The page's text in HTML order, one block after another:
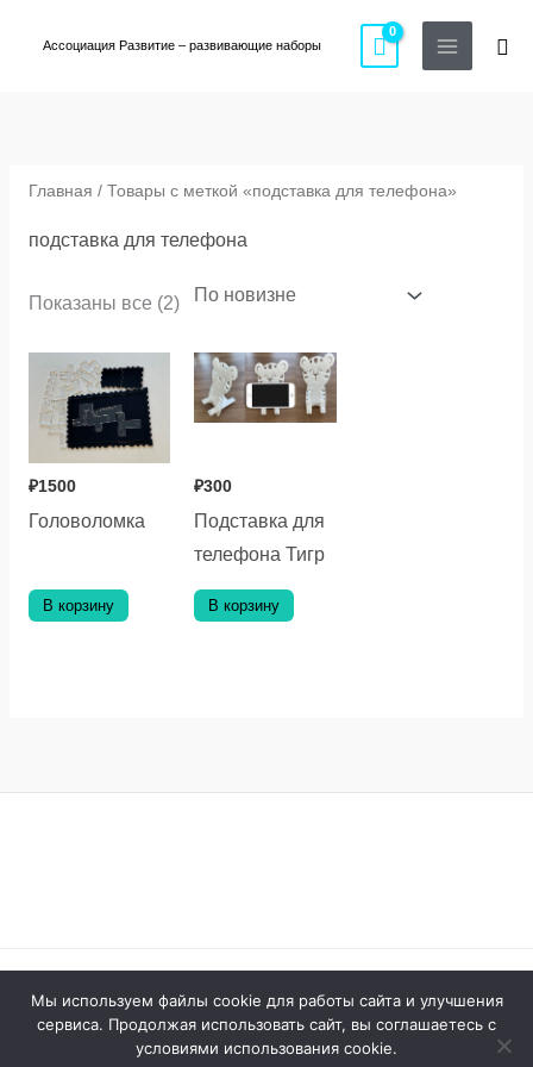
Ассоциация Развитие – развивающие наборы
Главная / Товары с меткой «подставка для телефона»
подставка для телефона
Показаны все (2)
₽1500
Головоломка
В корзину
₽300
Подставка для
телефона Тигр
В корзину
Официальный сайт © 2026 ООО Ассоциация Развитие
Работаем с 2010 Ассоциация Развитие –
Мы используем файлы cookie для работы сайта и улучшения
сервиса. Продолжая использовать сайт, вы соглашаетесь с
условиями использования cookie.